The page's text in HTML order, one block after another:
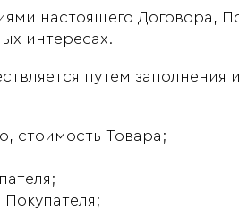
настоящего Договора,
интересах.
путем
стоимость Товара;